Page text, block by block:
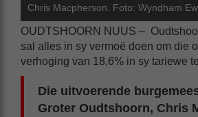
Chris Macpherson. Foto: Wyndham
OUDTSHOORN NUUS –
sal alles in sy vermoë doen om die
verhoging van 18,6% in sy tariewe
Die uitvoerende
Groter Oudtshoorn, Chris